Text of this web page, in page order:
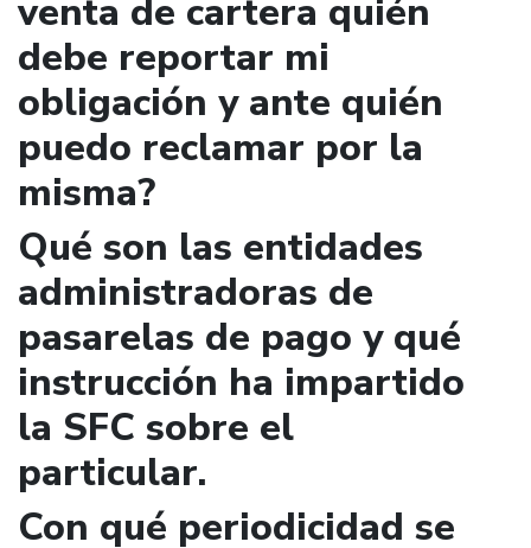
venta de cartera quién
debe reportar mi
obligación y ante quién
puedo reclamar por la
misma?
Qué son las entidades
administradoras de
pasarelas de pago y qué
instrucción ha impartido
la SFC sobre el
particular.
Con qué periodicidad se